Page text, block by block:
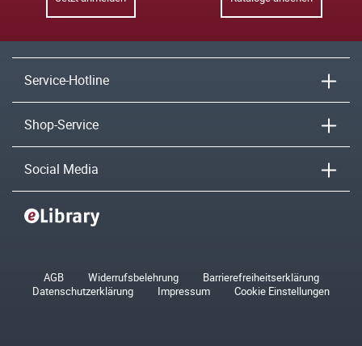
Service-Hotline
Shop-Service
Social Media
AGB Widerrufsbelehrung
Barrierefreiheitserklärung
Datenschutzerklärung
Impressum Cookie Einstellungen